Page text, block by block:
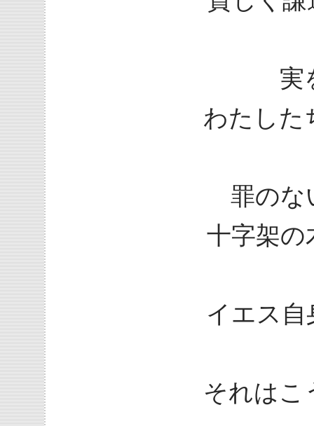
実
わたした
罪のな
十字架の
イエス
それはこ